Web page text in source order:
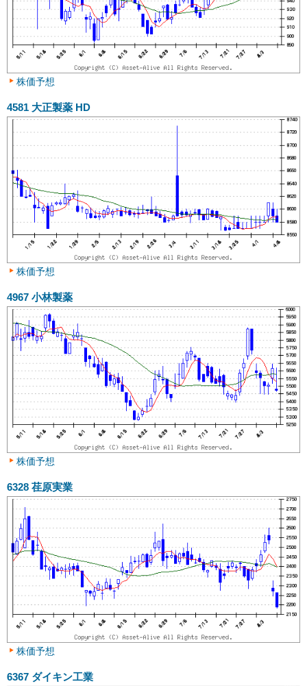
株価予想
4581 大正製薬 HD
株価予想
4967 小林製薬
株価予想
6328 荏原実業
株価予想
6367 ダイキン工業